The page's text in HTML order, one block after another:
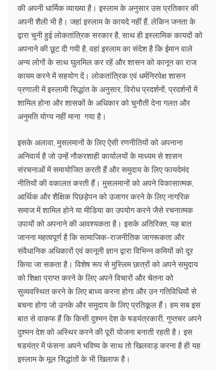
की अपनी धार्मिक व्याख्या है। इस्लाम के अनुसार उस प्रतिकार की
अपनी शैली भी है। जहां इस्लाम के कायदे नहीं हैं, लेकिन जनता के
द्वारा चुनी हुई लोकतांत्रिक सरकार है, साथ ही इस्लामिक कायदों को
अपनाने की छूट दी गयी है, वहां इस्लाम का संदेश है कि ईमान वाले
अन्य लोगों के साथ घुलमिल कर रहें और शासन को कानून का राज
कायम करने में सहयोग दें। लोकतांत्रिक एवं धर्मनिरपेक्ष शासन
प्रणाली में इस्लामी सिद्धांत के अनुसार, विरोध प्रदर्शनों, प्रदर्शनों में
शामिल होना और शासकों के अधिकार को चुनौती देना गलत और
अनुमति योग्य नहीं माना गया है।
इसके अलावा, मुसलमानों के लिए ऐसी रणनीतियों को अपनाना
अनिवार्य है जो उन्हें नौकरशाही कार्यालयों के माध्यम से शासन
संरचनाओं में समायोजित करती हैं और समुदाय के लिए फायदेमंद
नीतियों की वकालत करती हैं। मुसलमानों को अपने विकासात्मक,
आर्थिक और शैक्षिक पिछड़ेपन को उजागर करने के लिए नागरिक
समाज में शामिल होने या मीडिया का उपयोग करने जैसे रचनात्मक
उपायों को अपनाने की आवश्यकता है। इसके अतिरिक्त, यह बात
जानना महत्वपूर्ण है कि सामाजिक-राजनीतिक जागरूकता और
संवैधानिक अधिकारों एवं कानूनी ज्ञान द्वारा विभिन्न कमियों को दूर
किया जा सकता है। विशेष रूप से मुस्लिम छात्रों को अपने समुदाय
को शिक्षा प्राप्त करने के लिए अपने विचारों और चेतना को
सुव्यवस्थित करने के लिए बाध्य करना होगा और उन गतिविधियों से
बचना होगा जो उनके और समुदाय के लिए प्रतिकूल हैं। हम सब इस
बात से वाकफ हैं कि किसी दुश्मन देश के षडयंत्रकारी, गुप्तचर अपने
दुश्मन देश को अस्थिर करने की पूरी योजना बनाती रहती है। इस
षडयंत्र में फंसना अपने भविष्य के साथ तो खिलवाड़ करना है ही यह
इस्लाम के मूल सिद्धांतों के भी खिलाफ है।